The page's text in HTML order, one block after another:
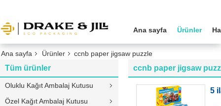
Ana sayfa Ürünler
Ana sayfa Ürünler ccnb paper jigsaw puzzle
Tüm ürünler
Oluklu Kağıt Ambalaj Kutusu
Özel Kağıt Ambalaj Kutusu
ccnb paper jigsaw
5